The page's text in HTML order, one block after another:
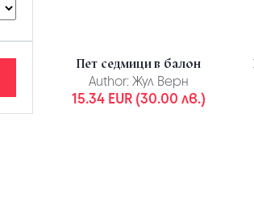
Пет седмици в балон
Author: Жул Верн
15.34 EUR (30.00 лв.)